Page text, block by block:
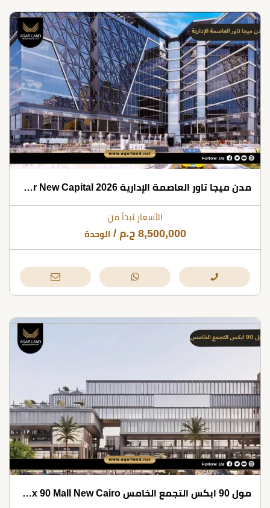
مدن ميجا تاور العاصمة الإدارية 2026 Modon Mega Tower New Capital
الأسعار تبدأ من
8,500,000 ج.م / الوحدة
مول 90 ابكس التجمع الخامس Apex 90 Mall New Cairo